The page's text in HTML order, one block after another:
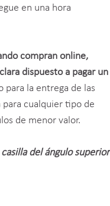
en una hora
compran online,
dispuesto a pagar un
para la entrega de las
cualquier tipo de
de menor valor.
del ángulo superior